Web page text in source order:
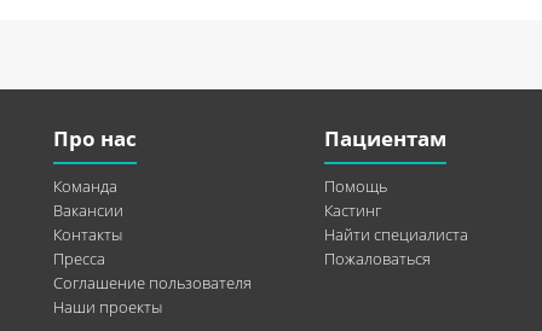
Про нас
Команда
Вакансии
Контакты
Пресса
Соглашение пользователя
Наши проекты
Пациентам
Помощь
Кастинг
Найти специалиста
Пожаловаться